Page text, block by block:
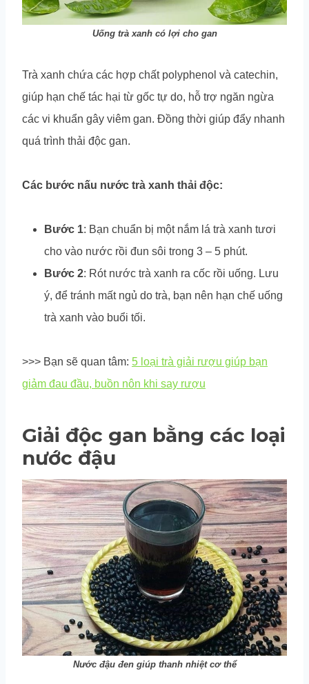
Uống trà xanh có lợi cho gan
Trà xanh chứa các hợp chất polyphenol và catechin,
giúp hạn chế tác hại từ gốc tự do, hỗ trợ ngăn ngừa
các vi khuẩn gây viêm gan. Đồng thời giúp đẩy nhanh
quá trình thải độc gan.
Các bước nấu nước trà xanh thải độc:
Bước 1: Bạn chuẩn bị một nắm lá trà xanh tươi
cho vào nước rồi đun sôi trong 3 – 5 phút.
Bước 2: Rót nước trà xanh ra cốc rồi uống. Lưu
ý, để tránh mất ngủ do trà, bạn nên hạn chế uống
trà xanh vào buổi tối.
>>> Bạn sẽ quan tâm: 5 loại trà giải rượu giúp bạn
giảm đau đầu, buồn nôn khi say rượu
Giải độc gan bằng các loại
nước đậu
Nước đậu đen giúp thanh nhiệt cơ thể